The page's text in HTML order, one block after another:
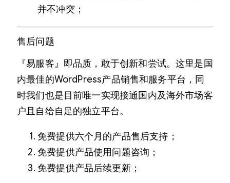
并不冲突；
售后问题
『易服客』即品质，敢于创新和尝试。这里是国
内最佳的WordPress产品销售和服务平台，同
时我们也是目前唯一实现接通国内及海外市场客
户且自给自足的独立平台。
免费提供六个月的产品售后支持；
免费提供产品使用问题咨询；
免费提供产品后续更新；